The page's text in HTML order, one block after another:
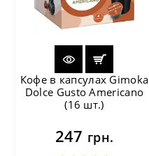
Кофе в капсулах Gimoka
Dolce Gusto Americano
(16 шт.)
247 грн.